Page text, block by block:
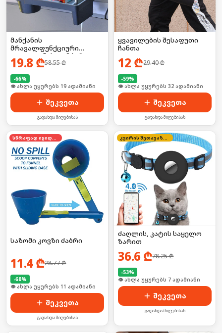
მანქანის
მრავალფუნქციური
ტელეფონის დამჭერი
19.8 ₾58.55₾
-66%
🛒 ბოლო 24სთ-ში იყიდა 2-მა
შეკვეთა
გადახდა მიღებისას
ყვავილების შესაფუთი
ჩანთა
12 ₾29.40₾
-59%
🛒 ბოლო 24სთ-ში იყიდა 43-მა
შეკვეთა
გადახდა მიღებისას
სწრაფად იყიდება
საზომი კოვზი ძაბრი
11.4₾28.77₾
-60%
🛒 ბოლო 24სთ-ში იყიდა 14-მა
შეკვეთა
გადახდა მიღებისას
კვირის შეთავაზება
ძაღლის, კატის საყელო
ზარით
36.6 ₾78.25₾
-53%
🛒 ბოლო 24სთ-ში იყიდა 7-მა
შეკვეთა
გადახდა მიღებისას